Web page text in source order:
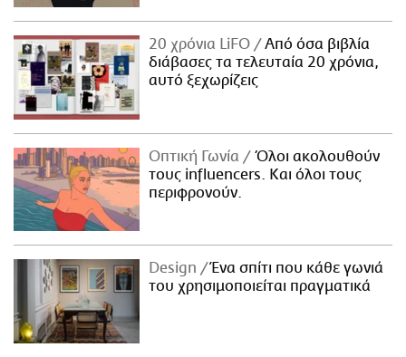
20 χρόνια LiFO
Από όσα βιβλία
διάβασες τα τελευταία 20 χρόνια,
αυτό ξεχωρίζεις
Οπτική Γωνία
Όλοι ακολουθούν
τους influencers. Και όλοι τους
περιφρονούν.
Design
Ένα σπίτι που κάθε γωνιά
του χρησιμοποιείται πραγματικά